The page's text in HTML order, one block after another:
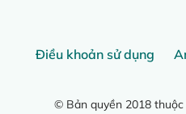
Điều khoản sử dụng
© Bản quyền 2018